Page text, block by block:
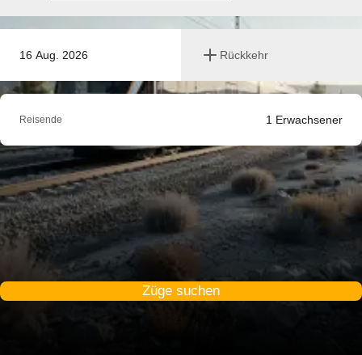
16 Aug. 2026 Rückkehr
Reisende 1 Erwachsener
Züge suchen